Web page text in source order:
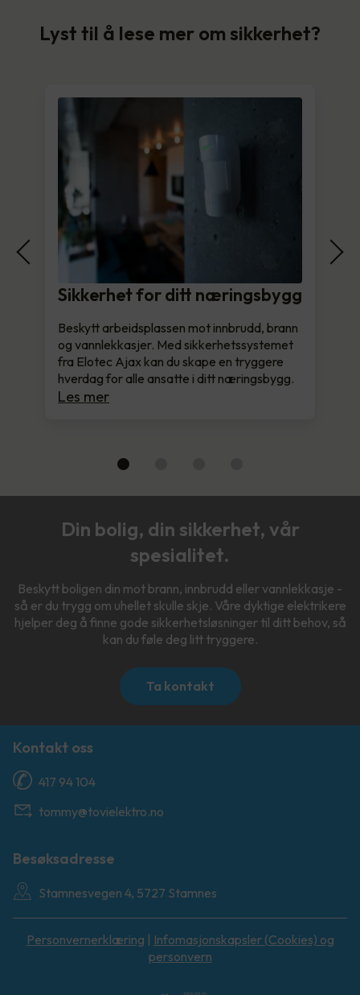
Lyst til å lese mer om sikkerhet?
Sikkerhet for ditt næringsbygg
Beskytt arbeidsplassen mot innbrudd, brann
og vannlekkasjer. Med sikkerhetssystemet
fra Elotec Ajax kan du skape en tryggere
hverdag for alle ansatte i ditt næringsbygg.
Les mer
Din bolig, din sikkerhet, vår
spesialitet.
Beskytt boligen din mot brann, innbrudd eller vannlekkasje -
så er du trygg om uhellet skulle skje. Våre dyktige elektrikere
hjelper deg å finne gode sikkerhetsløsninger til ditt behov, så
kan du føle deg litt tryggere.
Ta kontakt
Kontakt oss
417 94 104
tommy@tovielektro.no
Besøksadresse
Stamnesvegen 4, 5727 Stamnes
Personvernerklæring | Infomasjonskapsler (Cookies) og
personvern